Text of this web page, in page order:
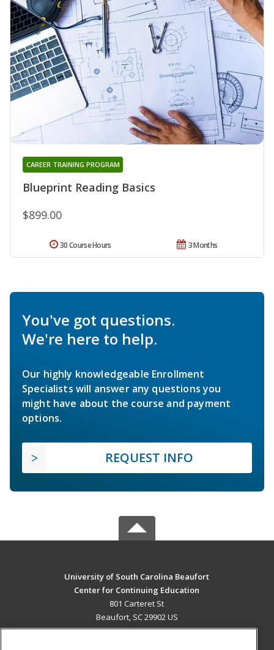
Blueprint Reading Basics
CAREER TRAINING PROGRAM
$899.00
3 Months
30 Course Hours
You've got questions.
We're here to help.
Our highly knowledgeable Enrollment
Specialists will answer any questions you
might have about the course and payment
options.
REQUEST INFO
University of South Carolina Beaufort
Center for Continuing Education
801 Carteret St
Beaufort, SC 29902 US